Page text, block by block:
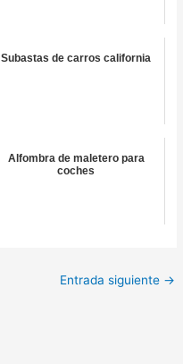
Subastas de carros california
Alfombra de maletero para
coches
Entrada siguiente →